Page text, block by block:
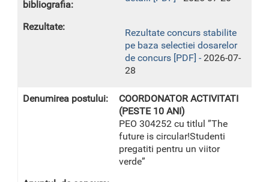
Rezultate concurs stabilite
pe baza selectiei dosarelor
de concurs [PDF] - 2026-07-
28
COORDONATOR ACTIVITATI
(PESTE 10 ANI)
PEO 304252 cu titlul ”The
future is circular!Studenti
pregatiti pentru un viitor
verde”